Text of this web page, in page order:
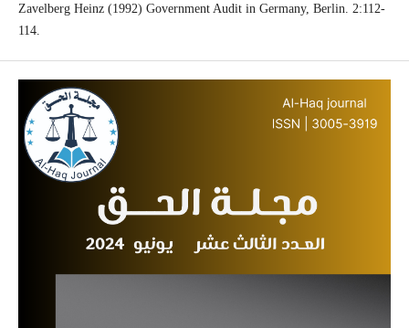
Zavelberg Heinz (1992) Government Audit in Germany, Berlin. 2:112-
114.